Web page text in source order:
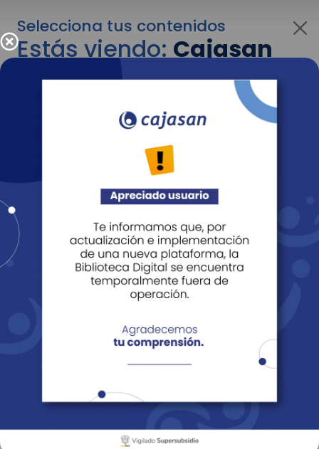
Selecciona tus contenidos
Estás viendo:Cajasan
para personas
Para cambiar al contenido de tu interés más
adelante recuerda utilizar el menú
Entendido
Revista Fácil Vivir
Sedes Directorio Servicios En Línea